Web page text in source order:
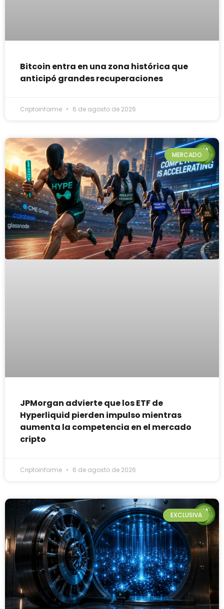
Bitcoin entra en una zona histórica que
anticipó grandes recuperaciones
Criptoinforme 6 de agosto de 2026
MERCADO
JPMorgan advierte que los ETF de
Hyperliquid pierden impulso mientras
aumenta la competencia en el mercado
cripto
Criptoinforme 6 de agosto de 2026
EXCLUSIVA